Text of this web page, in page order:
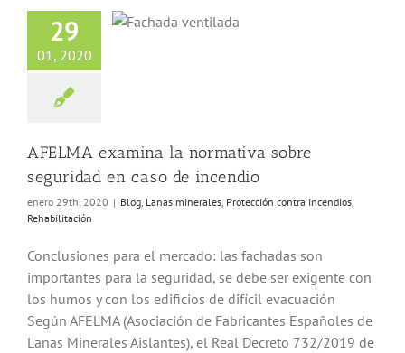
29
01, 2020
sobre
en caso de
minerales
AFELMA examina la normativa sobre
seguridad en caso de incendio
enero 29th, 2020 | Blog Lanas minerales Protección contra incendios
Rehabilitación
Conclusiones para el mercado: las fachadas son
importantes para la seguridad, se debe ser exigente con
los humos y con los edificios de difícil evacuación
Según AFELMA (Asociación de Fabricantes Españoles de
Lanas Minerales Aislantes), el Real Decreto 732/2019 de